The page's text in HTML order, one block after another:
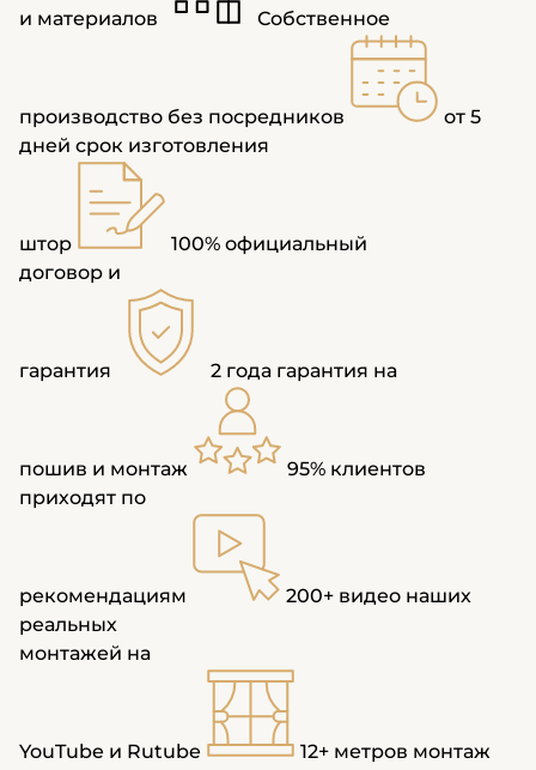
и материалов Собственное
производство без посредников
от 5
дней срок изготовления
штор 100% официальный
договор и
гарантия 2 года гарантия на
пошив и монтаж 95% клиентов
приходят по
рекомендациям 200+ видео наших
реальных
монтажей на
YouTube и Rutube 12+ метров монтаж